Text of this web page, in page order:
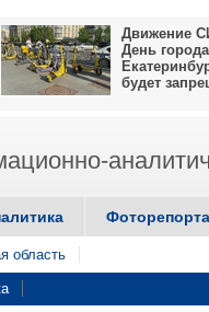
Движение
День города
будет
область